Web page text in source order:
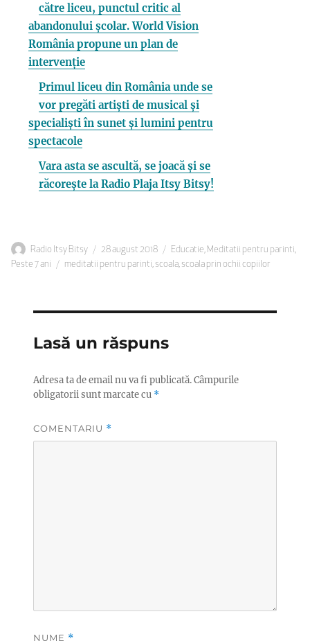
către liceu, punctul critic al
abandonului școlar. World Vision
România propune un plan de
intervenție
Primul liceu din România unde se
vor pregăti artiști de musical și
specialiști în sunet și lumini pentru
spectacole
Vara asta se ascultă, se joacă și se
răcorește la Radio Plaja Itsy Bitsy!
Autor
Radio Itsy Bitsy
Publicat
pe
28 august 2018 Categorii
Educatie, Meditatii pentru parinti,
Peste 7 ani
Etichete
meditatii pentru parinti, scoala, scoala prin ochii copiilor
Lasă un răspuns
Adresa ta de email nu va fi publicată.Câmpurile
obligatorii sunt marcate cu *
COMENTARIU *
NUME *